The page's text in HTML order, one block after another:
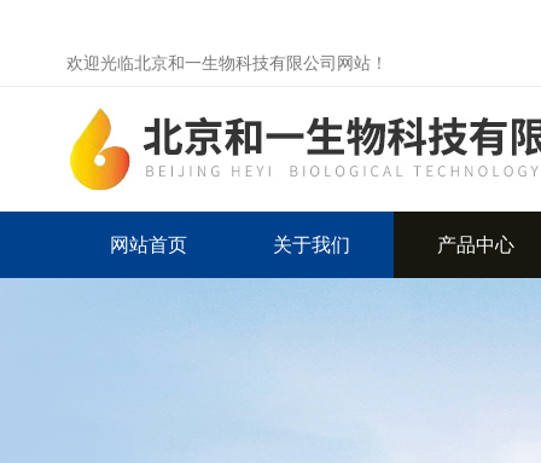
欢迎光临北京和一生物科技有限公司网站！
网站首页 关于我们 产品中心